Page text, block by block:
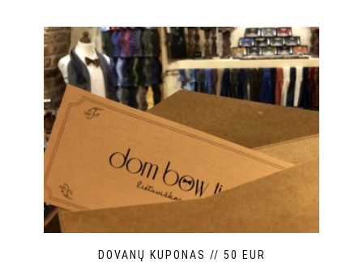
DOVANŲ KUPONAS // 50 EUR